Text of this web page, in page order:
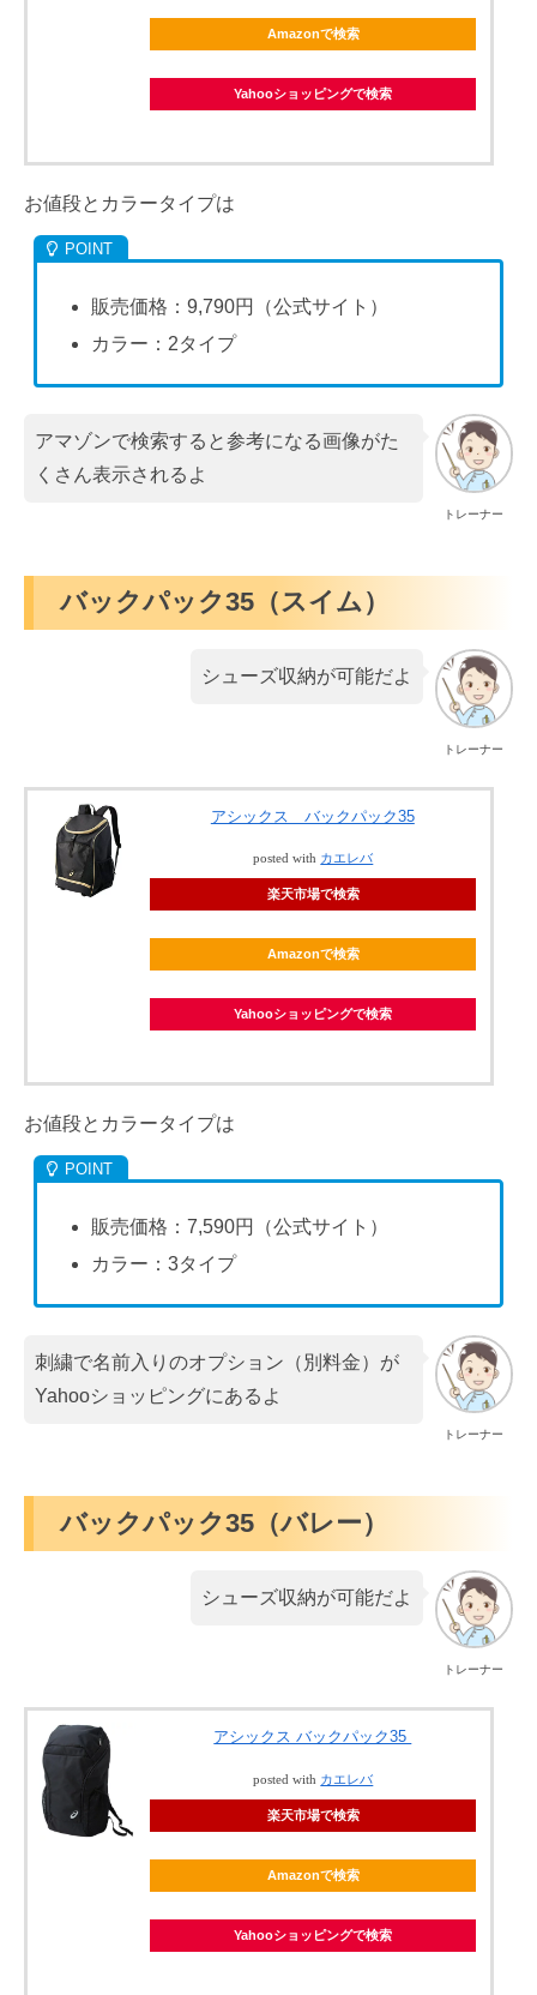
Amazonで検索
Yahooショッピングで検索
お値段とカラータイプは
販売価格：9,790円（公式サイト）
カラー：2タイプ
トレーナー
アマゾンで検索すると参考になる画像がた
くさん表示されるよ
バックパック35（スイム）
トレーナー
シューズ収納が可能だよ
アシックス バックパック35
posted with カエレバ
楽天市場で検索
Amazonで検索
Yahooショッピングで検索
お値段とカラータイプは
販売価格：7,590円（公式サイト）
カラー：3タイプ
トレーナー
刺繍で名前入りのオプション（別料金）が
Yahooショッピングにあるよ
バックパック35（バレー）
トレーナー
シューズ収納が可能だよ
アシックス バックパック35
posted with カエレバ
楽天市場で検索
Amazonで検索
Yahooショッピングで検索